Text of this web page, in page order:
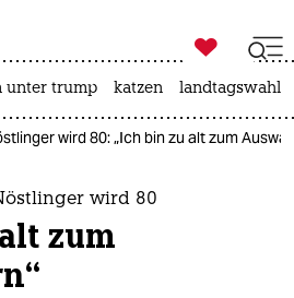
zahl ich
ich

taz zahl ich
unter trump katzen landtagswahl
wird 80: „Ich bin zu alt zum
wird 80
zum